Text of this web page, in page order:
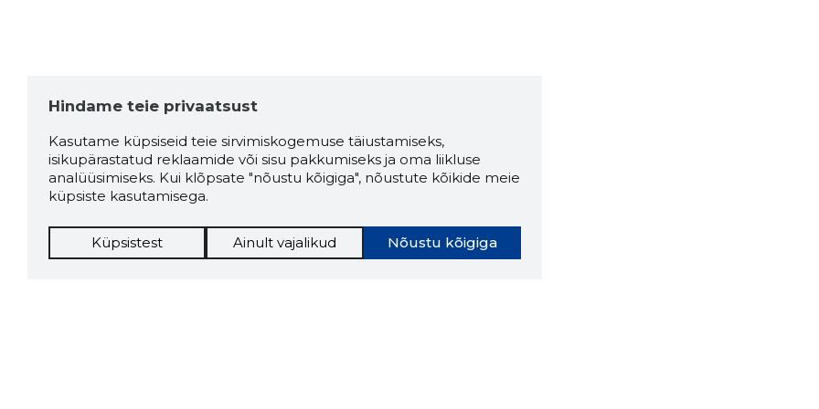
Hindame teie privaatsust
Kasutame küpsiseid teie sirvimiskogemuse täiustamiseks,
isikupärastatud reklaamide või sisu pakkumiseks ja oma liikluse
analüüsimiseks. Kui klõpsate "nõustu kõigiga", nõustute kõikide meie
küpsiste kasutamisega.
Nõustu kõigiga
Küpsistest Ainult vajalikud